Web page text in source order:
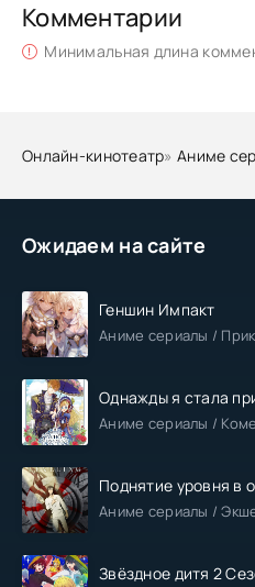
Ожидаем на сайте
Геншин Импакт
Аниме сериалы /
Однажды я стала
Поднятие уровня в
Звёздное дитя 2
Комментарии
Минимальная длина
Онлайн-кинотеатр»Аниме